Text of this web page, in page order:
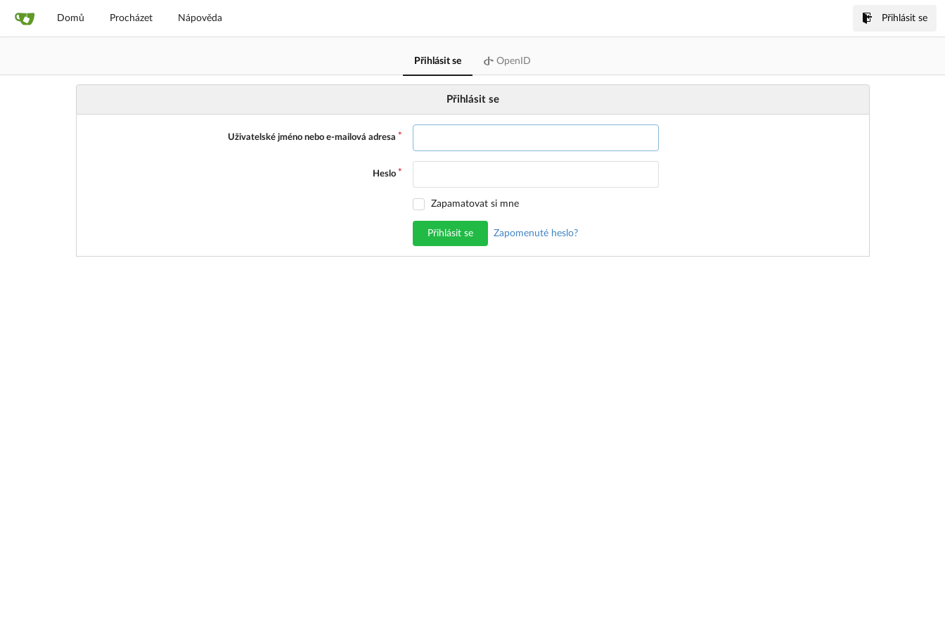
Domů Procházet Nápověda Přihlásit se
Přihlásit se OpenID
Přihlásit se
Uživatelské jméno nebo e-mailová adresa
Heslo
Zapamatovat si mne
Přihlásit se Zapomenuté heslo?